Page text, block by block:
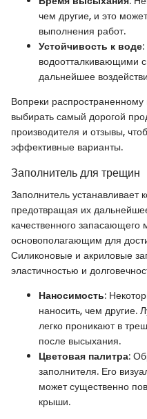
чем другие, и это
выполнения работ.
Устойчивость к воде
водоотталкивающими
дальнейшее
Вопреки
выбирать самый дорогой
производителя и отзывы,
эффективные варианты.
Заполнитель для трещин
Заполнитель устанавливает
предотвращая их
качественного запасающего
основополагающим для
Силиконовые и акриловые
эластичностью и
Наносимость:
наносить, чем другие.
легко проникают в
после высыхания.
Цветовая палитра:
заполнителя. Его
может существенно
крыши.